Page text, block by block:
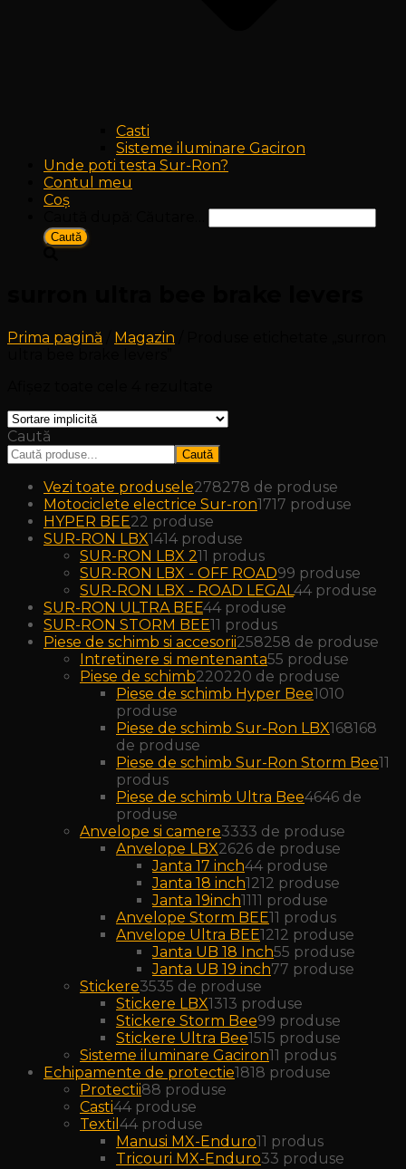
Casti
Sisteme iluminare Gaciron
Unde poti testa Sur-Ron?
Contul meu
Coș
Prima pagină Magazin
Caută
Caută
Vezi toate produsele278278 de produse
Motociclete electrice Sur-ron1717 produse
HYPER BEE22 produse
SUR-RON LBX1414 produse
SUR-RON LBX 211 produs
SUR-RON LBX - OFF ROAD99 produse
SUR-RON LBX - ROAD LEGAL44 produse
SUR-RON ULTRA BEE44 produse
SUR-RON STORM BEE11 produs
Piese de schimb si accesorii258258 de produse
Intretinere si mentenanta55 produse
Piese de schimb220220 de produse
Piese de schimb Hyper Bee1010
produse
Piese de schimb Sur-Ron LBX168168
de produse
Piese de schimb Sur-Ron Storm Bee11
produs
Piese de schimb Ultra Bee4646 de
produse
Anvelope si camere3333 de produse
Anvelope LBX2626 de produse
Janta 17 inch44 produse
Janta 18 inch1212 produse
Janta 19inch1111 produse
Anvelope Storm BEE11 produs
Anvelope Ultra BEE1212 produse
Janta UB 18 Inch55 produse
Janta UB 19 inch77 produse
Stickere3535 de produse
Stickere LBX1313 produse
Stickere Storm Bee99 produse
Stickere Ultra Bee1515 produse
Sisteme iluminare Gaciron11 produs
Echipamente de protectie1818 produse
Protectii88 produse
Casti44 produse
Textil 44 produse
Manusi MX-Enduro11 produs
Tricouri MX-Enduro33 produse